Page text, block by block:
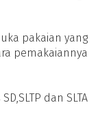
pakaian yang
pemakaiannya
dan SLTA